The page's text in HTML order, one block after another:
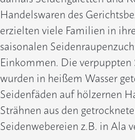
Handelswaren des
erzielten viele Familien in
saisonalen
Einkommen. Die
wurden in heißem Wasser
Seidenfäden auf hölzernen
Strähnen aus den
Seidenwebereien z.B. in Ala